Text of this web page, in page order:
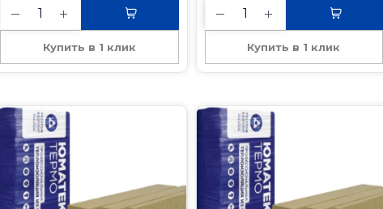
Купить в 1 клик Купить в 1 клик